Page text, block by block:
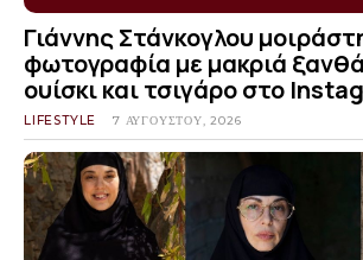
Γιάννης Στάνκογλου
φωτογραφία με μακριά
ουίσκι και τσιγάρο στο
LIFESTYLE 7 ΑΥΓΟΎΣΤΟΥ, 2026